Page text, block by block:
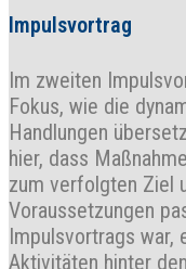
Impulsvortrag
Im zweiten
Fokus, wie die
Handlungen
hier, dass
zum verfolgten Ziel
Voraussetzungen
Impulsvortrags war,
Aktivitäten hinter